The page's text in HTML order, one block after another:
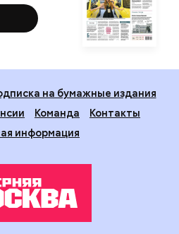
на бумажные издания
Команда
Контакты
информация